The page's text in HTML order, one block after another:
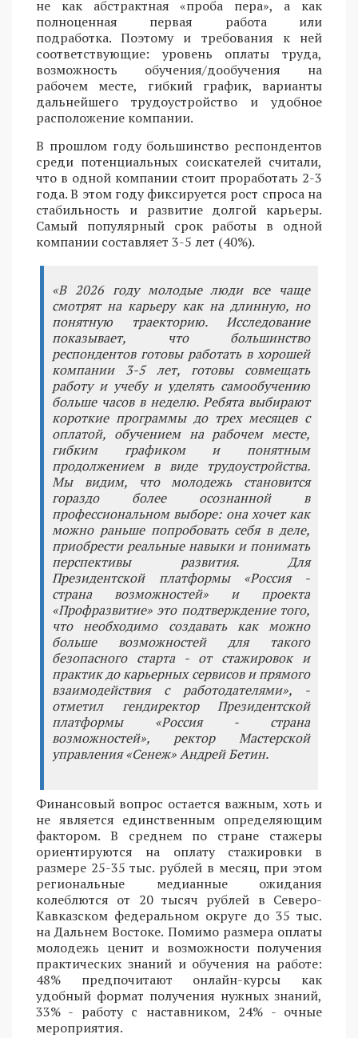
не как абстрактная «проба пера», а как
полноценная первая работа или
подработка. Поэтому и требования к ней
соответствующие: уровень оплаты труда,
возможность обучения/дообучения на
рабочем месте, гибкий график, варианты
дальнейшего трудоустройство и удобное
расположение компании.
В прошлом году большинство респондентов
среди потенциальных соискателей считали,
что в одной компании стоит проработать 2-3
года. В этом году фиксируется рост спроса на
стабильность и развитие долгой карьеры.
Самый популярный срок работы в одной
компании составляет 3-5 лет (40%).
«В 2026 году молодые люди все чаще
смотрят на карьеру как на длинную, но
понятную траекторию. Исследование
показывает, что большинство
респондентов готовы работать в хорошей
компании 3-5 лет, готовы совмещать
работу и учебу и уделять самообучению
больше часов в неделю. Ребята выбирают
короткие программы до трех месяцев с
оплатой, обучением на рабочем месте,
гибким графиком и понятным
продолжением в виде трудоустройства.
Мы видим, что молодежь становится
гораздо более осознанной в
профессиональном выборе: она хочет как
можно раньше попробовать себя в деле,
приобрести реальные навыки и понимать
перспективы развития. Для
Президентской платформы «Россия -
страна возможностей» и проекта
«Профразвитие» это подтверждение того,
что необходимо создавать как можно
больше возможностей для такого
безопасного старта - от стажировок и
практик до карьерных сервисов и прямого
взаимодействия с работодателями», -
отметил гендиректор Президентской
платформы «Россия - страна
возможностей», ректор Мастерской
управления «Сенеж» Андрей Бетин.
Финансовый вопрос остается важным, хоть и
не является единственным определяющим
фактором. В среднем по стране стажеры
ориентируются на оплату стажировки в
размере 25-35 тыс. рублей в месяц, при этом
региональные медианные ожидания
колеблются от 20 тысяч рублей в Северо-
Кавказском федеральном округе до 35 тыс.
на Дальнем Востоке. Помимо размера оплаты
молодежь ценит и возможности получения
практических знаний и обучения на работе:
48% предпочитают онлайн-курсы как
удобный формат получения нужных знаний,
33% - работу с наставником, 24% - очные
мероприятия.